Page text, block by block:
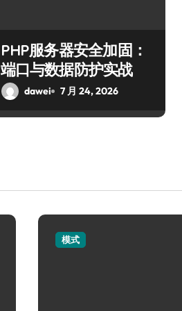
PHP服务器安全加固：
端口与数据防护实战
dawei 7 月 24, 2026
模式